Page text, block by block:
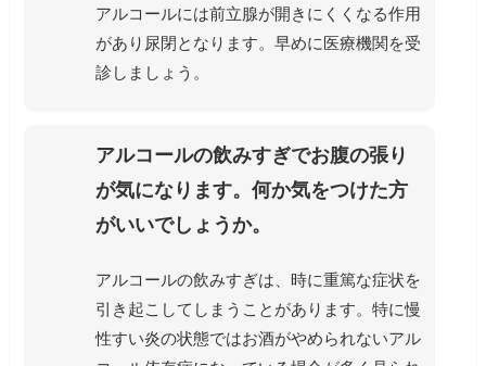
アルコールには前立腺が開きにくくなる作用
があり尿閉となります。早めに医療機関を受
診しましょう。
アルコールの飲みすぎでお腹の張り
が気になります。何か気をつけた方
がいいでしょうか。
アルコールの飲みすぎは、時に重篤な症状を
引き起こしてしまうことがあります。特に慢
性すい炎の状態ではお酒がやめられないアル